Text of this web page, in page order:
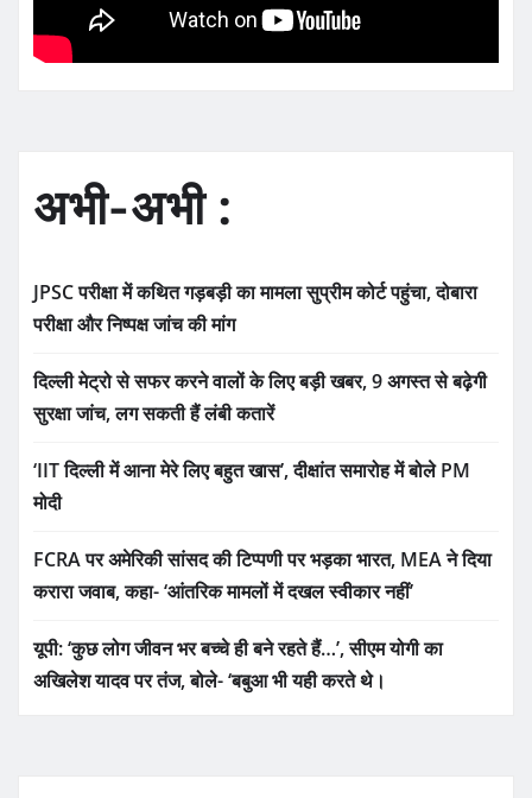
अभी-अभी :
JPSC परीक्षा में कथित गड़बड़ी का मामला सुप्रीम कोर्ट पहुंचा, दोबारा
परीक्षा और निष्पक्ष जांच की मांग
दिल्ली मेट्रो से सफर करने वालों के लिए बड़ी खबर, 9 अगस्त से बढ़ेगी
सुरक्षा जांच, लग सकती हैं लंबी कतारें
‘IIT दिल्ली में आना मेरे लिए बहुत खास’, दीक्षांत समारोह में बोले PM
मोदी
FCRA पर अमेरिकी सांसद की टिप्पणी पर भड़का भारत, MEA ने दिया
करारा जवाब, कहा- ‘आंतरिक मामलों में दखल स्वीकार नहीं’
यूपी: ‘कुछ लोग जीवन भर बच्चे ही बने रहते हैं…’, सीएम योगी का
अखिलेश यादव पर तंज, बोले- ‘बबुआ भी यही करते थे।